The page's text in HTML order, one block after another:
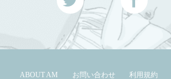
ABOUT AM お問い合わせ 利用規約